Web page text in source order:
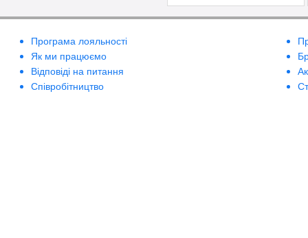
Програма лояльності
Як ми працюємо
Відповіді на питання
Співробітництво